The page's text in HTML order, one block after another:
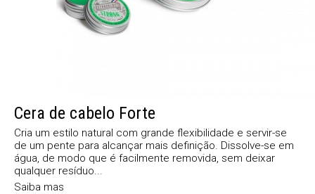
Cera de cabelo Forte
Cria um estilo natural com grande flexibilidade e servir-se
de um pente para alcançar mais definição. Dissolve-se em
água, de modo que é facilmente removida, sem deixar
qualquer resíduo...
Saiba mas